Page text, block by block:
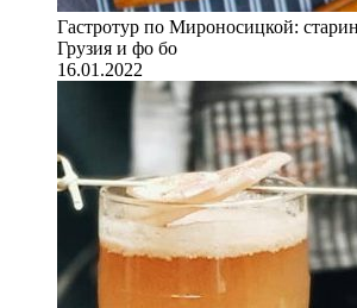
Гастротур по Мироносицкой:
Грузия и фо бо
16.01.2022